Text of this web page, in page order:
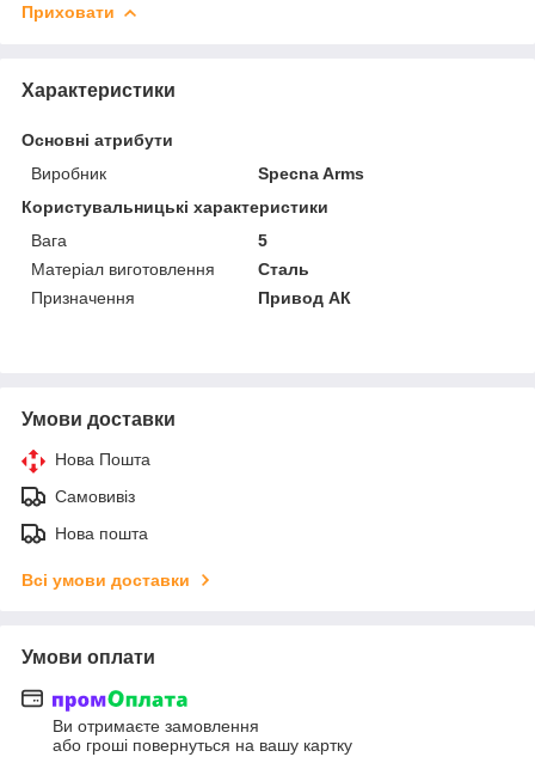
Приховати
Характеристики
Основні атрибути
Виробник
Specna Arms
Користувальницькі характеристики
Вага
5
Матеріал виготовлення
Сталь
Призначення
Привод АК
Умови доставки
Нова Пошта
Самовивіз
Нова пошта
Всі умови доставки
Умови оплати
Ви отримаєте замовлення
або гроші повернуться на вашу картку